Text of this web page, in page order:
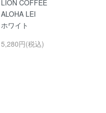
LION COFFEE
ALOHA LEI
ホワイト
5,280円(税込)